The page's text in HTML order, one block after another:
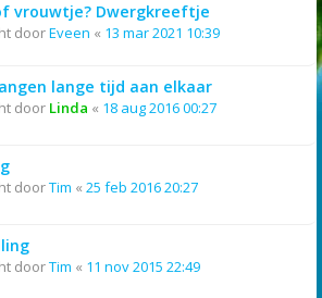
vrouwtje? Dwergkreeftje
doorEveen « 13 mar 2021 10:39
lange tijd aan elkaar
door Linda « 18 aug 2016 00:27
doorTim « 25 feb 2016 20:27
doorTim « 11 nov 2015 22:49